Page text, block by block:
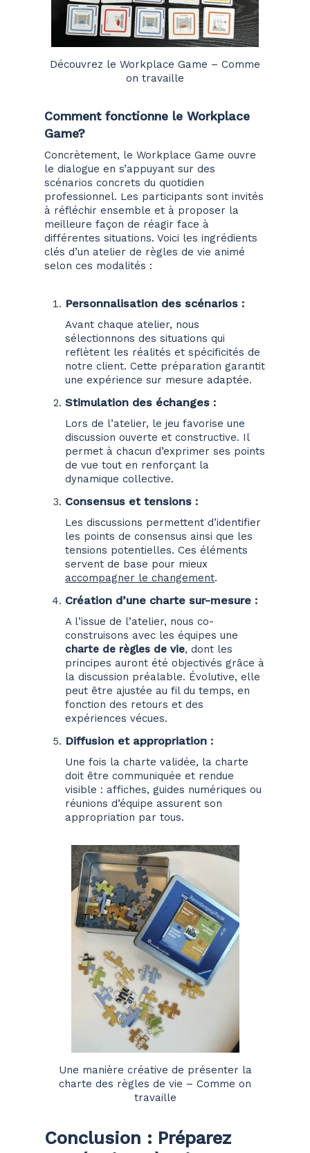
Découvrez le Workplace Game – Comme
on travaille
Comment fonctionne le Workplace
Game?
Concrètement, le Workplace Game ouvre
le dialogue en s’appuyant sur des
scénarios concrets du quotidien
professionnel. Les participants sont invités
à réfléchir ensemble et à proposer la
meilleure façon de réagir face à
différentes situations. Voici les ingrédients
clés d’un atelier de règles de vie animé
selon ces modalités :
Personnalisation des scénarios :
Avant chaque atelier, nous
sélectionnons des situations qui
reflètent les réalités et spécificités de
notre client. Cette préparation garantit
une expérience sur mesure adaptée.
Stimulation des échanges :
Lors de l’atelier, le jeu favorise une
discussion ouverte et constructive. Il
permet à chacun d’exprimer ses points
de vue tout en renforçant la
dynamique collective.
Consensus et tensions :
Les discussions permettent d’identifier
les points de consensus ainsi que les
tensions potentielles. Ces éléments
servent de base pour mieux
accompagner le changement.
Création d’une charte sur-mesure :
A l’issue de l’atelier, nous co-
construisons avec les équipes une
charte de règles de vie, dont les
principes auront été objectivés grâce à
la discussion préalable. Évolutive, elle
peut être ajustée au fil du temps, en
fonction des retours et des
expériences vécues.
Diffusion et appropriation :
Une fois la charte validée, la charte
doit être communiquée et rendue
visible : affiches, guides numériques ou
réunions d’équipe assurent son
appropriation par tous.
Une manière créative de présenter la
charte des règles de vie – Comme on
travaille
Conclusion : Préparez